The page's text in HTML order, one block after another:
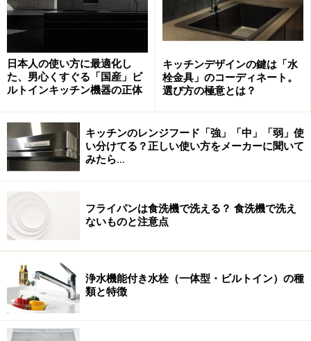
万円の定価設定となっていますが、同じくアクシアの輸
入販売する
ドイツ製SPRING USA社の「ホット/コールド
と、65～70度Cになるホットプレートがスイッチひとつ
で切替できるサービス用プレートはペルチェ素子という
います。こちらの定価はポータブルタイプ、ビルトイン
タイプどちらも定価34万円です。
このように、業務用厨房機器の世界は最先端技術と、最
新デザインコンセプトの商品を随所に見ることができま
す。
キッチンデザインをすすめるときには、ときおり業務用
厨房機器の最新動向にも注意を払いましょう。
©Feb.2014 Copyright HIDEWO KURODA KITCHEN
SYSTEM LABO.INC.
日本人の使い方に最適化し
た、男心くすぐる「国産」ビ
ルトインキッチン機器の正体
キッチンデザインの鍵は「水
栓金具」のコーディネート。
選び方の極意とは？
キッチンのレンジフード「強」「中」「弱」使
い分けてる？正しい使い方をメーカーに聞いて
みたら…
フライパンは食洗機で洗える？ 食洗機で洗え
ないものと注意点
浄水機能付き水栓（一体型・ビルトイン）の種
類と特徴